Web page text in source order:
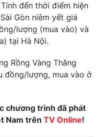
đến thời điểm hiện
Gòn niêm yết giá
lượng (mua vào) và
tại Hà Nội.
Rồng Vàng Thăng
đồng/lượng, mua vào ở
chương trình đã phát
Nam trên TV Online!